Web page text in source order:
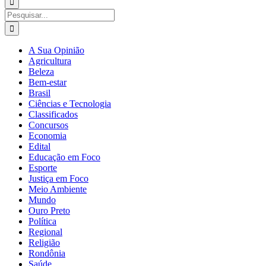
para:
Buscar
resultados
para:
A Sua Opinião
Agricultura
Beleza
Bem-estar
Brasil
Ciências e Tecnologia
Classificados
Concursos
Economia
Edital
Educação em Foco
Esporte
Justiça em Foco
Meio Ambiente
Mundo
Ouro Preto
Política
Regional
Religião
Rondônia